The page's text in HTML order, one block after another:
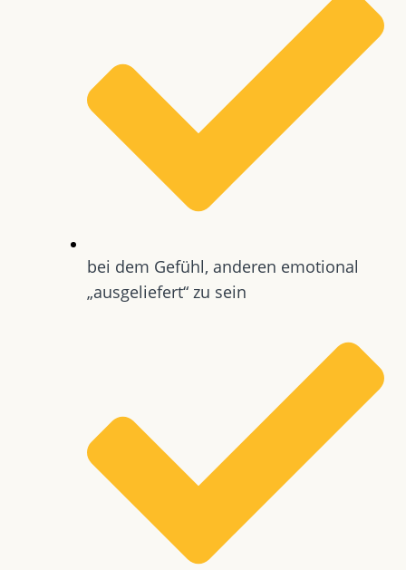
bei dem Gefühl, anderen emotional
„ausgeliefert“ zu sein